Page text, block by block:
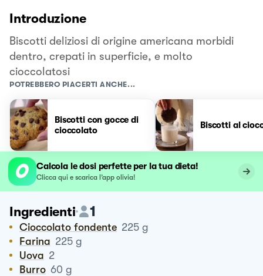
Introduzione
Biscotti deliziosi di origine americana morbidi
dentro, crepati in superficie, e molto
cioccolatosi
POTREBBERO PIACERTI ANCHE...
Biscotti con gocce di
cioccolato
Biscotti al
Calcola le dosi perfette per la tua dieta!
Clicca qui e scarica l’app olivia!
Ingredienti 1
Cioccolato fondente 225 g
Farina 225 g
Uova 2
Burro 60 g